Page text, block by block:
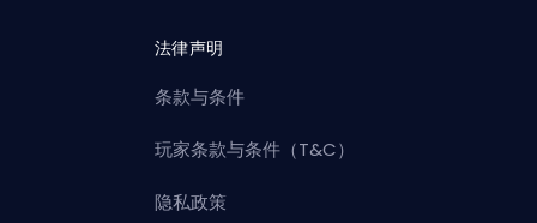
法律声明
条款与条件
玩家条款与条件（T&C）
隐私政策